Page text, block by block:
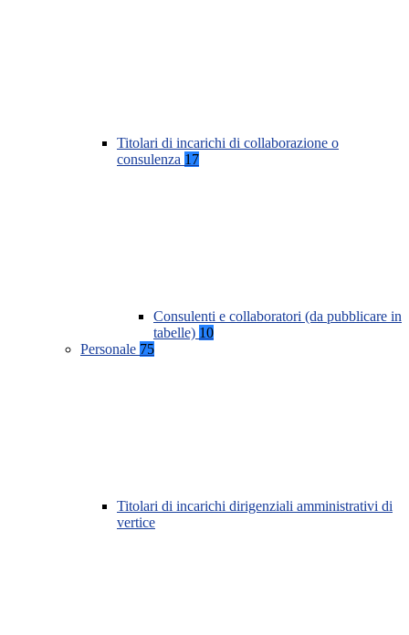
Titolari di incarichi di collaborazione o
consulenza 17
Consulenti e collaboratori (da pubblicare in
tabelle) 10
Personale 75
Titolari di incarichi dirigenziali amministrativi di
vertice